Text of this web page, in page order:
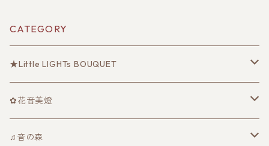
CATEGORY
★Little LIGHTs BOUQUET
ユニット公式グッズ
『星とめぐる冒険 〜流れ星のねがい プレリュード〜』
✿花音美燈
音にのせた物語(CD)
♫音の森